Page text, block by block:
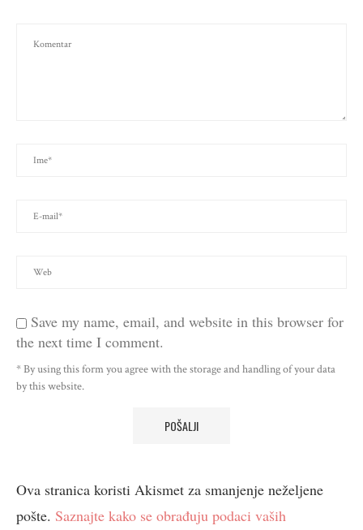
Save my name, email, and website in this browser for
the next time I comment.
* By using this form you agree with the storage and handling of your data
by this website.
Ova stranica koristi Akismet za smanjenje neželjene
pošte. Saznajte kako se obrađuju podaci vaših